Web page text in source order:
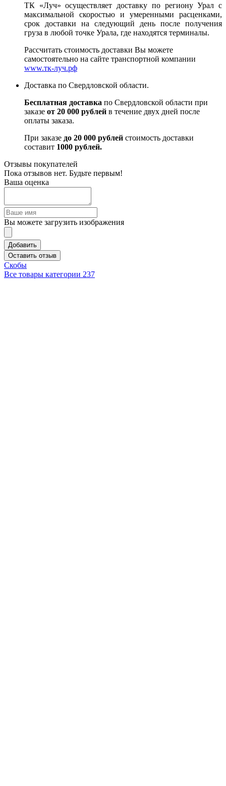
ТК «Луч» осуществляет доставку по региону Урал с
максимальной скоростью и умеренными расценками,
срок доставки на следующий день после получения
груза в любой точке Урала, где находятся терминалы.
Рассчитать стоимость доставки Вы можете
самостоятельно на сайте транспортной компании
www.тк-луч.рф
Доставка по Свердловской области.
Бесплатная доставка по Свердловской области при
заказе от 20 000 рублей в течение двух дней после
оплаты заказа.
При заказе до 20 000 рублей стоимость доставки
составит 1000 рублей.
Отзывы покупателей
Пока отзывов нет. Будьте первым!
Ваша оценка
Вы можете загрузить изображения
Добавить
Оставить отзыв
Скобы
Все товары категории 237